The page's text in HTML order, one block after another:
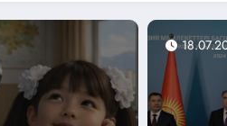
27.07.2026